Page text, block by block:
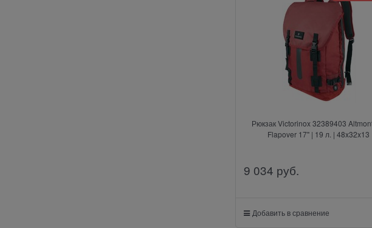
Рюкзак Victorinox 32389403
Flapover 17" | 19 л. | 48x32x13
9 034 руб.
Добавить в сравнение